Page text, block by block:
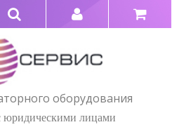
оборудования
юридическими лицами